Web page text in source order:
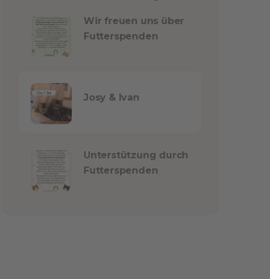
Wir freuen uns über
Futterspenden
Josy & Ivan
Unterstützung durch
Futterspenden